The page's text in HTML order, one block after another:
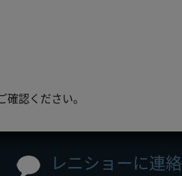
確認ください。
レニショーに連絡